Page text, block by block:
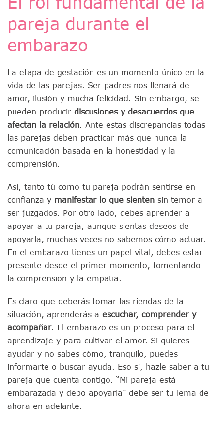
pareja durante el
embarazo
La etapa de gestación es un momento único en la
vida de las parejas. Ser padres nos llenará de
amor, ilusión y mucha felicidad. Sin embargo, se
pueden producir discusiones y desacuerdos que
afectan la relación. Ante estas discrepancias todas
las parejas deben practicar más que nunca la
comunicación basada en la honestidad y la
comprensión.
Así, tanto tú como tu pareja podrán sentirse en
confianza y manifestar lo que sienten sin temor a
ser juzgados. Por otro lado, debes aprender a
apoyar a tu pareja, aunque sientas deseos de
apoyarla, muchas veces no sabemos cómo actuar.
En el embarazo tienes un papel vital, debes estar
presente desde el primer momento, fomentando
la comprensión y la empatía.
Es claro que deberás tomar las riendas de la
situación, aprenderás a escuchar, comprender y
acompañar. El embarazo es un proceso para el
aprendizaje y para cultivar el amor. Si quieres
ayudar y no sabes cómo, tranquilo, puedes
informarte o buscar ayuda. Eso sí, hazle saber a tu
pareja que cuenta contigo. “Mi pareja está
embarazada y debo apoyarla” debe ser tu lema de
ahora en adelante.